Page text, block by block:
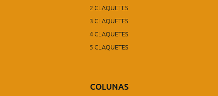
2 CLAQUETES
3 CLAQUETES
4 CLAQUETES
5 CLAQUETES
COLUNAS